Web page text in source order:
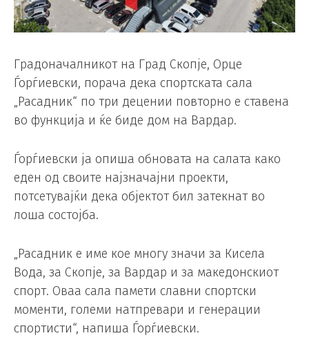
Градоначалникот на Град Скопје, Орце
Ѓорѓиевски, порача дека спортската сала
„Расадник“ по три децении повторно е ставена
во функција и ќе биде дом на Вардар.
Ѓорѓиевски ја опиша обновата на салата како
еден од своите најзначајни проекти,
потсетувајќи дека објектот бил затекнат во
лоша состојба.
„Расадник е име кое многу значи за Кисела
Вода, за Скопје, за Вардар и за македонскиот
спорт. Оваа сала памети славни спортски
моменти, големи натпревари и генерации
спортисти“, напиша Ѓорѓиевски.